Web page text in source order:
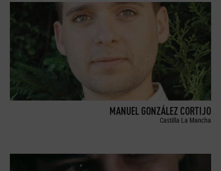
MANUEL GONZÁLEZ CORTIJO
Castilla La Mancha